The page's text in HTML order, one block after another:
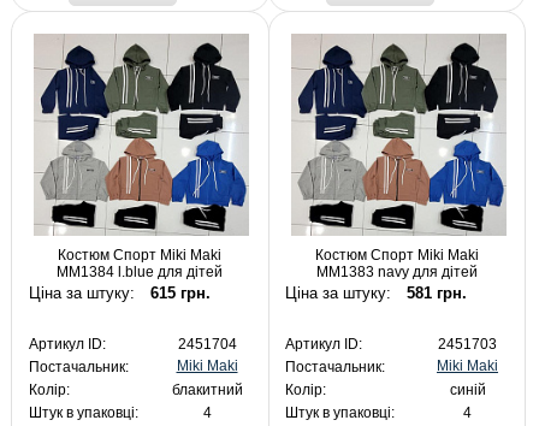
Костюм Спорт Miki Maki
MM1384 l.blue для дітей
Ціна за штуку: 615 грн.
Артикул ID:
2451704
Постачальник:
Miki Maki
Колір:
блакитний
Штук в упаковці:
4
Костюм Спорт Miki Maki
MM1383 navy для дітей
Ціна за штуку: 581 грн.
Артикул ID:
2451703
Постачальник:
Miki Maki
Колір:
синій
Штук в упаковці:
4